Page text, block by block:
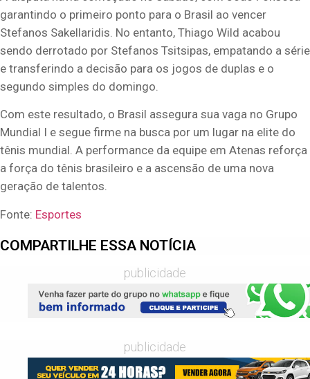
garantindo o primeiro ponto para o Brasil ao vencer
Stefanos Sakellaridis. No entanto, Thiago Wild acabou
sendo derrotado por Stefanos Tsitsipas, empatando a série
e transferindo a decisão para os jogos de duplas e o
segundo simples do domingo.
Com este resultado, o Brasil assegura sua vaga no Grupo
Mundial I e segue firme na busca por um lugar na elite do
tênis mundial. A performance da equipe em Atenas reforça
a força do tênis brasileiro e a ascensão de uma nova
geração de talentos.
Fonte: Esportes
COMPARTILHE ESSA NOTÍCIA
publicidade
publicidade